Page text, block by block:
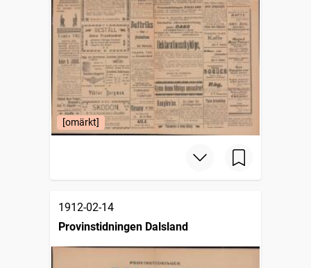
[omärkt]
1912-02-14
Provinstidningen Dalsland